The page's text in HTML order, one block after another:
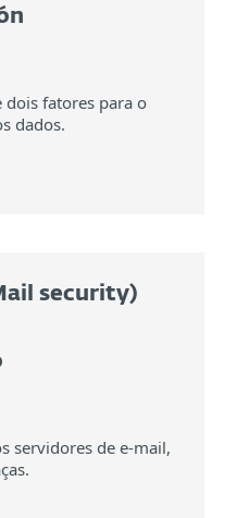
dois fatores para o
dados.
security)
servidores de e-mail,